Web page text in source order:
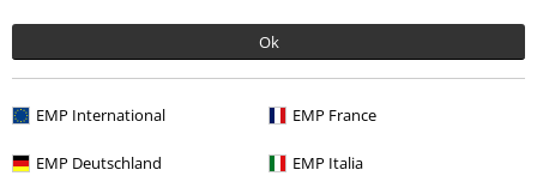
Ok
EMP International EMP France
EMP Deutschland EMP Italia